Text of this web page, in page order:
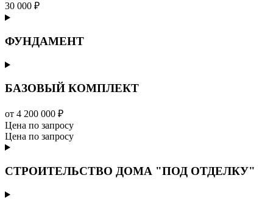
30 000 ₽
ФУНДАМЕНТ
БАЗОВЫЙ КОМПЛЕКТ
от 4 200 000 ₽
Цена по запросу
Цена по запросу
СТРОИТЕЛЬСТВО ДОМА "ПОД ОТДЕЛКУ"